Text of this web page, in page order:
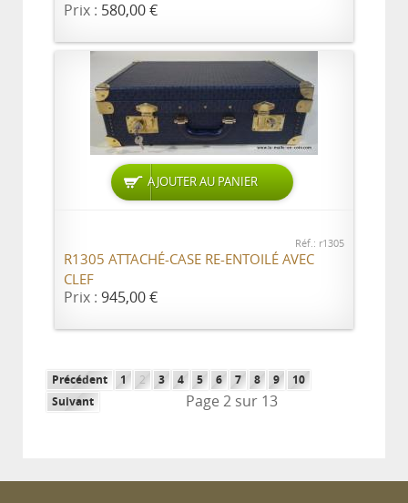
Prix : 580,00 €
AJOUTER AU PANIER
Réf.: r1305
R1305 ATTACHÉ-CASE RE-ENTOILÉ AVEC
CLEF
Prix : 945,00 €
Précédent 1 2 3 4 5 6 7 8 9
10
Suivant
Page 2 sur 13